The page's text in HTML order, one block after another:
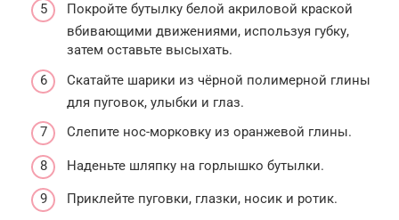
Покройте бутылку белой акриловой краской
вбивающими движениями, используя губку,
затем оставьте высыхать.
Скатайте шарики из чёрной полимерной глины
для пуговок, улыбки и глаз.
Слепите нос-морковку из оранжевой глины.
Наденьте шляпку на горлышко бутылки.
Приклейте пуговки, глазки, носик и ротик.